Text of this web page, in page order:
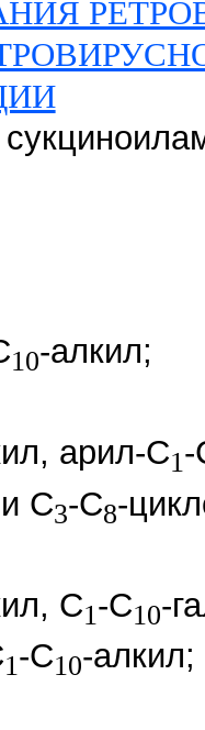
10-алкил;
арил-C1-
C3-C8-
C1-C10-
1-C10-алкил;